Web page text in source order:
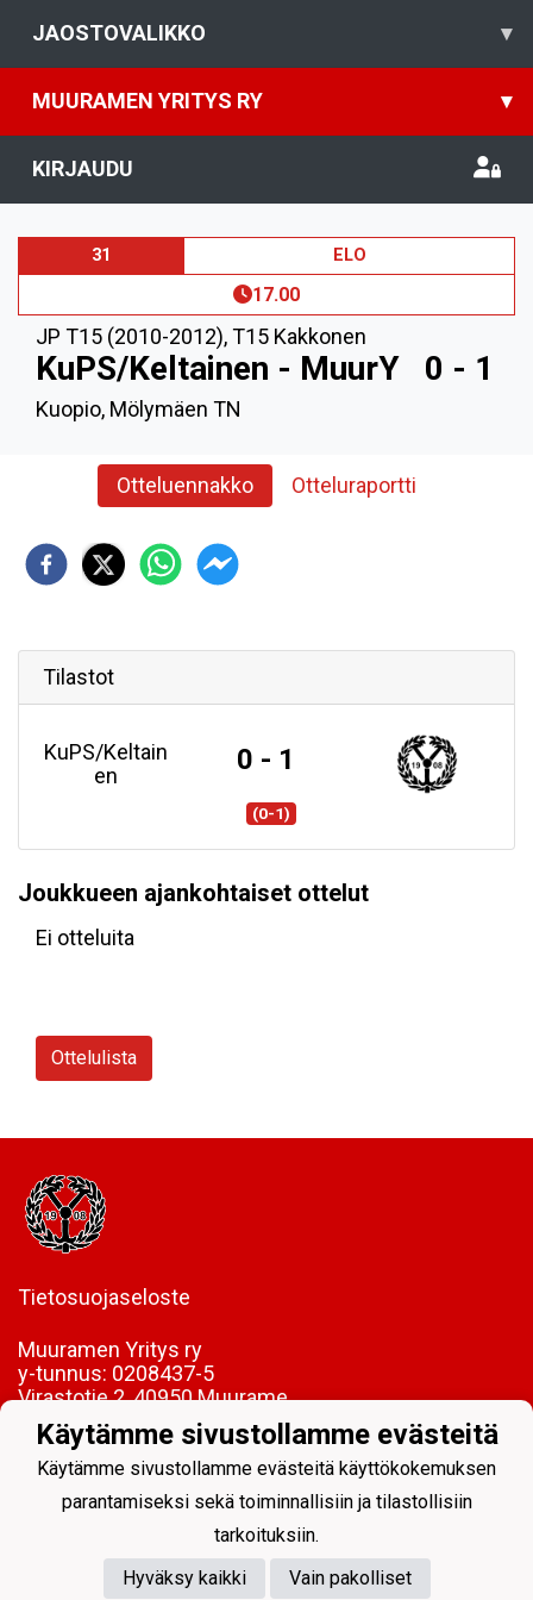
JAOSTOVALIKKO ▾
MUURAMEN YRITYS RY ▾
KIRJAUDU
31 ELO
17.00
JP T15 (2010-2012),T15 Kakkonen
KuPS/Keltainen - MuurY 0 - 1
Kuopio, Mölymäen TN
Otteluennakko Otteluraportti
Tilastot
KuPS/Keltain
en
0 - 1
(0-1)
Joukkueen ajankohtaiset ottelut
Ei otteluita
Ottelulista
Tietosuojaseloste
Muuramen Yritys ry
y-tunnus: 0208437-5
Virastotie 2, 40950 Muurame
FI85 5089 5340 0005 06
Powered by
Käytämme sivustollamme evästeitä
Käytämme sivustollamme evästeitä käyttökokemuksen
parantamiseksi sekä toiminnallisiin ja tilastollisiin
tarkoituksiin.
Hyväksy kaikki
Vain pakolliset